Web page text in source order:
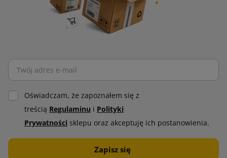
Oświadczam, że zapoznałem się z
treścią Regulaminu i Polityki
Prywatności sklepu oraz akceptuję ich postanowienia.